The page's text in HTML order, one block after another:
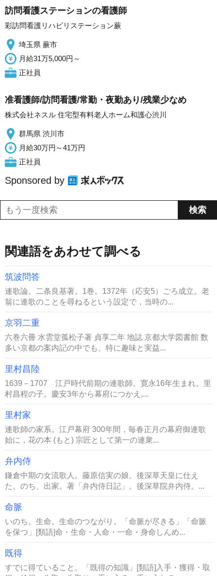
訪問看護ステーションの看護師
彩訪問看護リハビリステーション蕨
埼玉県 蕨市
月給31万5,000円～
正社員
准看護師/訪問看護/常勤・夜勤あり/残業少なめ
株式会社ネスル 住宅型有料老人ホーム和護心渋川
群馬県 渋川市
月給30万円～41万円
正社員
Sponsored by
関連語をあわせて調べる
筑波問答
連歌論。二条良基著。1巻。1372年（応安5）ごろ成立。老
翁に連歌のことを尋ねるという設定で，当時の...
京羽二重
六巻六冊 水雲堂孤松子著 貞享二年 地誌 京都大学図書館 数
多い京都の案内記の中でも、特に趣味と実益...
里村昌陸
1639－1707 江戸時代前期の連歌師。寛永16年生まれ。里
村昌程の子。慶安3年から幕府につかえ,...
里村家
連歌師の家系。江戸幕府 300年間，毎春正月の幕府御連歌
始に，花の本 (もと) 宗匠として第一の連衆...
弁内侍
鎌倉中期の女流歌人。藤原信実の娘。後深草天皇に仕え
た。のち、出家。著「弁内侍日記」。後深草院弁内侍。...
命脈
いのち。生命。生命のつながり。「命脈が尽きる」「命脈
を保つ」[類語]命・生命・人命・一命・身命しんめ...
既得
すでに得ていること。「既得の知識」[類語]入手・獲得・取